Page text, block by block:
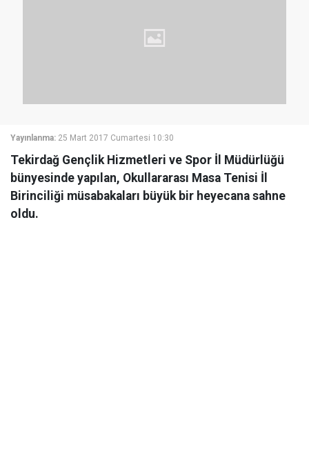
Yayınlanma: 25 Mart 2017 Cumartesi 10:30
Tekirdağ Gençlik Hizmetleri ve Spor İl Müdürlüğü
bünyesinde yapılan, Okullararası Masa Tenisi İl
Birinciliği müsabakaları büyük bir heyecana sahne
oldu.